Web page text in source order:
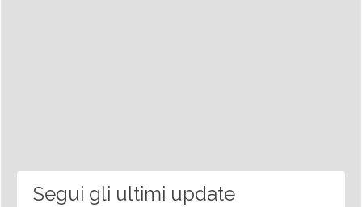
Segui gli ultimi update